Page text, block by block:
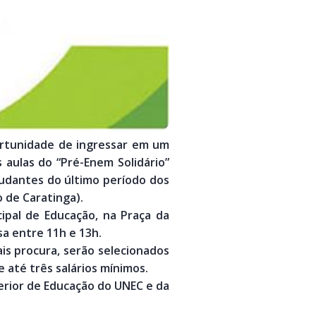
de ingressar em um
do “Pré-Enem Solidário”
do último período dos
de Caratinga).
de Educação, na Praça da
entre 11h e 13h.
procura, serão selecionados
até três salários mínimos.
de Educação do UNEC e da